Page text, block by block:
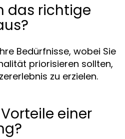
das richtige
Bedürfnisse, wobei Sie
priorisieren sollten,
zu erzielen.
einer